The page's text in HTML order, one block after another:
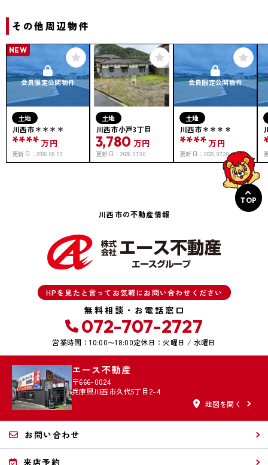
その他周辺物件
会員限定公開物件
NEW
土地
川西市＊＊＊＊
****万円
更新日：2026.08.07
土地
川西市小戸3丁目
3,780 万円
更新日：2026.07.30
会員限定公開物件
土地
川西市＊＊＊＊
****万円
更新日：2026.07.28
TOP
川西市の不動産情報
HPを見たと言ってお気軽にお問い合わせください
無料相談・お電話窓口
072-707-2727
営業時間：10:00〜18:00定休日：火曜日 / 水曜日
エース不動産
〒666-0024
兵庫県川西市久代5丁目2-4
地図を開く
お問い合わせ
来店予約